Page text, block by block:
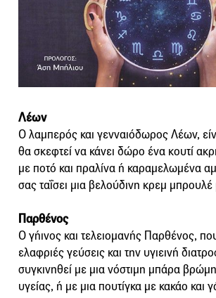
Λέων
Ο λαμπερός και γενναιόδωρος Λέων,
θα σκεφτεί να κάνει δώρο ένα κουτί
με ποτό και πραλίνα ή καραμελωμένα
σας ταΐσει μια βελούδινη κρεμ
Παρθένος
Ο γήινος και τελειομανής Παρθένος,
ελαφριές γεύσεις και την υγιεινή
συγκινηθεί με μια νόστιμη μπάρα
υγείας, ή με μια πουτίγκα με κακάο και